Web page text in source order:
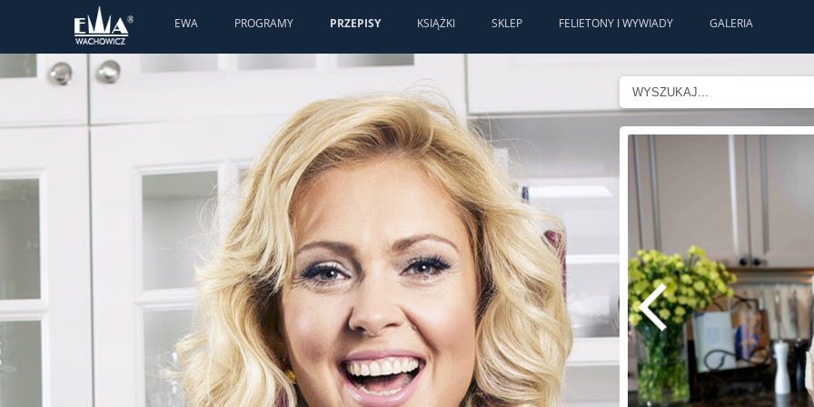
EWA PROGRAMY PRZEPISY KSIĄŻKI SKLEP FELIETONY I WYWIADY GALERIA